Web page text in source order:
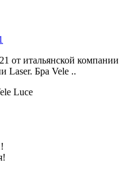
от итальянской компании
Laser. Бра Vele ..
Luce